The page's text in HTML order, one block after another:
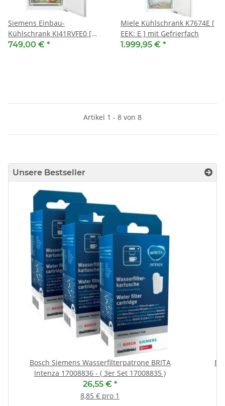
Siemens Einbau-
Kühlschrank KI41RVFE0 [
EEK: E ] 122.5 x 56 cm,
749,00 € *
Miele Kühlschrank K7674E [
EEK: E ] mit Gefrierfach
1.999,95 € *
Artikel 1 - 8 von 8
Unsere Bestseller
Bosch Siemens Wasserfilterpatrone BRITA
Intenza 17008836 - ( 3er Set 17008835 )
26,55 € *
8,85 € pro 1